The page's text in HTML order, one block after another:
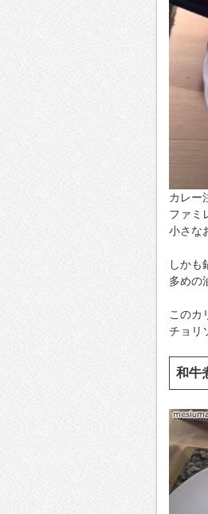
カレー
ファミ
小さな
しかも
多めの
このカ
チョリ
和牛